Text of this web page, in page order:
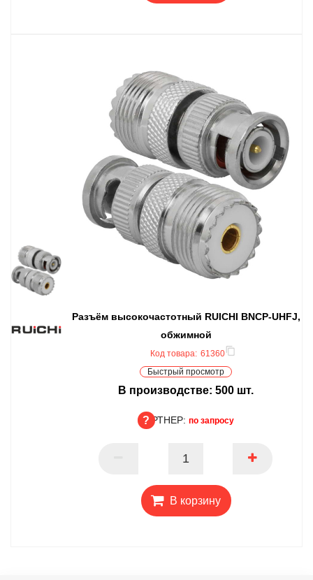
Разъём высокочастотный RUICHI BNCP-UHFJ,
обжимной
Код товара: 61360
Быстрый просмотр
В производстве: 500 шт.
ПАРТНЕР: по запросу
В корзину